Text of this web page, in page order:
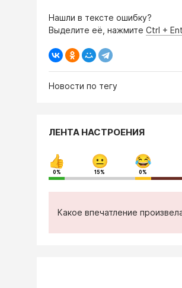
Нашли в тексте ошибку?
Выделите её, нажмите Ctrl +
Новости по тегу
ЛЕНТА НАСТРОЕНИЯ
0% 15% 0%
Какое впечатление